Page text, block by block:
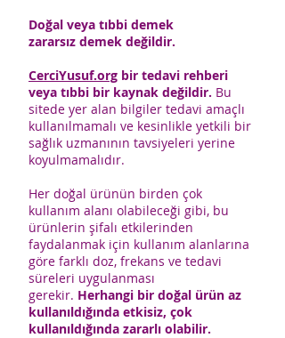
Doğal veya tıbbi demek
zararsız demek değildir.
CerciYusuf.org bir tedavi rehberi
veya tıbbi bir kaynak değildir. Bu
sitede yer alan bilgiler tedavi amaçlı
kullanılmamalı ve kesinlikle yetkili bir
sağlık uzmanının tavsiyeleri yerine
koyulmamalıdır.
Her doğal ürünün birden çok
kullanım alanı olabileceği gibi, bu
ürünlerin şifalı etkilerinden
faydalanmak için kullanım alanlarına
göre farklı doz, frekans ve tedavi
süreleri uygulanması
gerekir. Herhangi bir doğal ürün az
kullanıldığında etkisiz, çok
kullanıldığında zararlı olabilir.